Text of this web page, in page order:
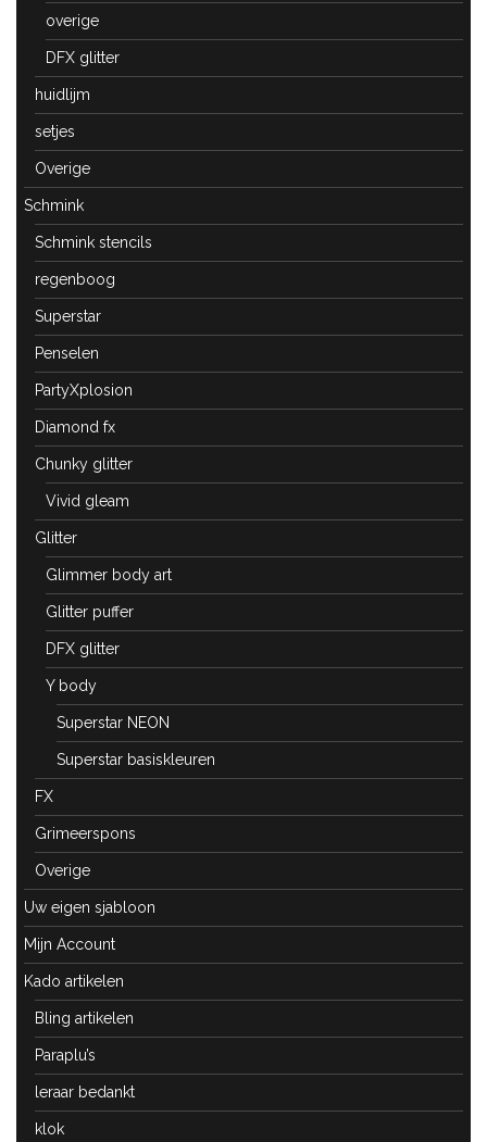
overige
DFX glitter
huidlijm
setjes
Overige
Schmink
Schmink stencils
regenboog
Superstar
Penselen
PartyXplosion
Diamond fx
Chunky glitter
Vivid gleam
Glitter
Glimmer body art
Glitter puffer
DFX glitter
Y body
Superstar NEON
Superstar basiskleuren
FX
Grimeerspons
Overige
Uw eigen sjabloon
Mijn Account
Kado artikelen
Bling artikelen
Paraplu’s
leraar bedankt
klok